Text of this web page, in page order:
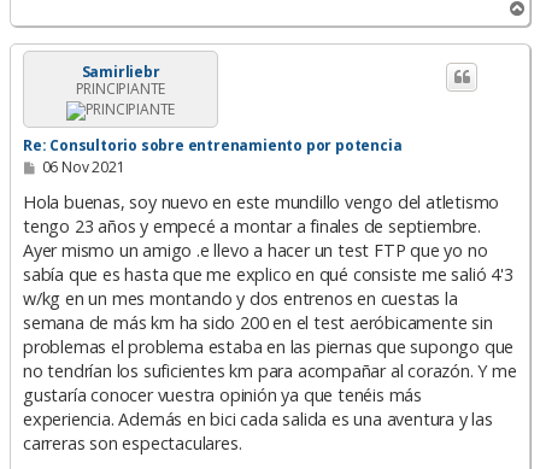
r
r
Samirliebr
PRINCIPIANTE
Re: Consultorio sobre entrenamiento por potencia
M
n
a
j
e
06 Nov 2021
Hola buenas, soy nuevo en este mundillo vengo del atletismo
tengo 23 años y empecé a montar a finales de septiembre.
Ayer mismo un amigo .e llevo a hacer un test FTP que yo no
sabía que es hasta que me explico en qué consiste me salió 4'3
w/kg en un mes montando y dos entrenos en cuestas la
semana de más km ha sido 200 en el test aeróbicamente sin
problemas el problema estaba en las piernas que supongo que
no tendrían los suficientes km para acompañar al corazón. Y me
gustaría conocer vuestra opinión ya que tenéis más
experiencia. Además en bici cada salida es una aventura y las
carreras son espectaculares.